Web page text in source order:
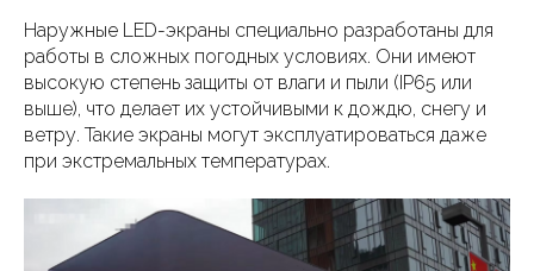
Наружные LED-экраны специально разработаны для
работы в сложных погодных условиях. Они имеют
высокую степень защиты от влаги и пыли (IP65 или
выше), что делает их устойчивыми к дождю, снегу и
ветру. Такие экраны могут эксплуатироваться даже
при экстремальных температурах.